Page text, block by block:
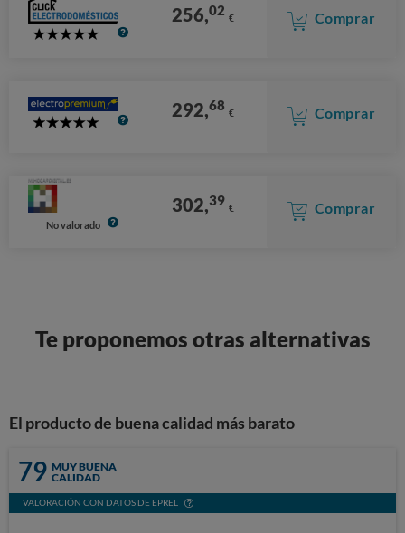
5
256,02 € Comprar
5
292,68 € Comprar
No valorado
302,39 € Comprar
Te proponemos otras alternativas
El producto de buena calidad más barato
79 MUY BUENA
CALIDAD
VALORACIÓN CON DATOS DE EPREL